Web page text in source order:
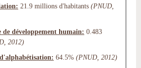
21.9 millions d'habitants (PNUD,
de développement humain: 0.483
2012)
64.5% (PNUD, 2012)